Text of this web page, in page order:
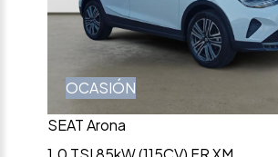
OCASIÓN
SEAT Arona